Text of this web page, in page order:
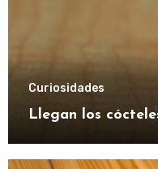
Curiosidades
Llegan los